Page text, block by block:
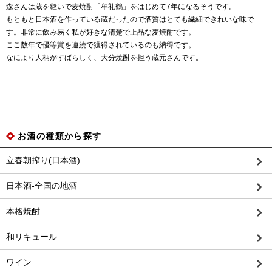
森さんは蔵を継いで麦焼酎「牟礼鶴」をはじめて7年になるそうです。
もともと日本酒を作っている蔵だったので酒質はとても繊細できれいな味で
す。非常に飲み易く私が好きな清楚で上品な麦焼酎です。
ここ数年で優等賞を連続で獲得されているのも納得です。
なにより人柄がすばらしく、大分焼酎を担う蔵元さんです。
お酒の種類から探す
立春朝搾り(日本酒)
日本酒-全国の地酒
本格焼酎
和リキュール
ワイン